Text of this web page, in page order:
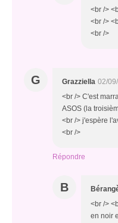
<br />
<br />
<br />
G Grazziella 02/
<br /> C'est
ASOS (la
<br /> j'espère
<br />
Répondre
B
<br />
en noir